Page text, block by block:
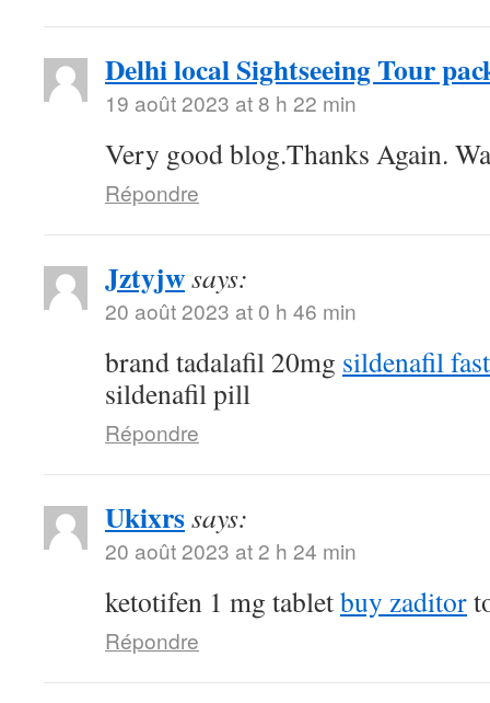
Delhi local Sightseeing Tour
19 août 2023 at 8 h 22 min
Very good blog.Thanks Again.
Répondre
Jztyjwsays:
20 août 2023 at 0 h 46 min
brand tadalafil 20mg sildenafil
sildenafil pill
Répondre
Ukixrssays:
20 août 2023 at 2 h 24 min
ketotifen 1 mg tabletbuy zaditor
Répondre